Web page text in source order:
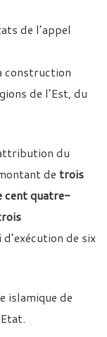
de l’appel
construction
de l’Est, du
du
de trois
cent quatre-
de six
islamique de